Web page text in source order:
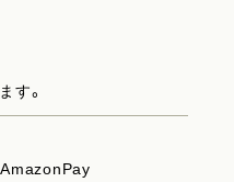
す。
AmazonPay